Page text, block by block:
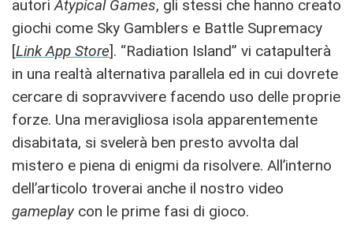
autoriAtypical Games, gli stessi che hanno creato
giochi come Sky Gamblers e Battle Supremacy
[Link App Store]. “Radiation Island” vi catapulterà
in una realtà alternativa parallela ed in cui dovrete
cercare di sopravvivere facendo uso delle proprie
forze. Una meravigliosa isola apparentemente
disabitata, si svelerà ben presto avvolta dal
mistero e piena di enigmi da risolvere. All’interno
dell’articolo troverai anche il nostro video
gameplay con le prime fasi di gioco.